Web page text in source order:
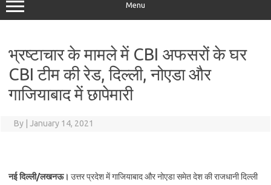
Menu
भ्रष्टाचार के मामले में CBI अफसरों के घर
CBI टीम की रेड, दिल्ली, नोएडा और
गाजियाबाद में छापेमारी
By January 14, 2021
नई दिल्ली/लखनऊ। उत्तर प्रदेश में गाजियाबाद और नोएडा समेत देश की राजधानी दिल्ली